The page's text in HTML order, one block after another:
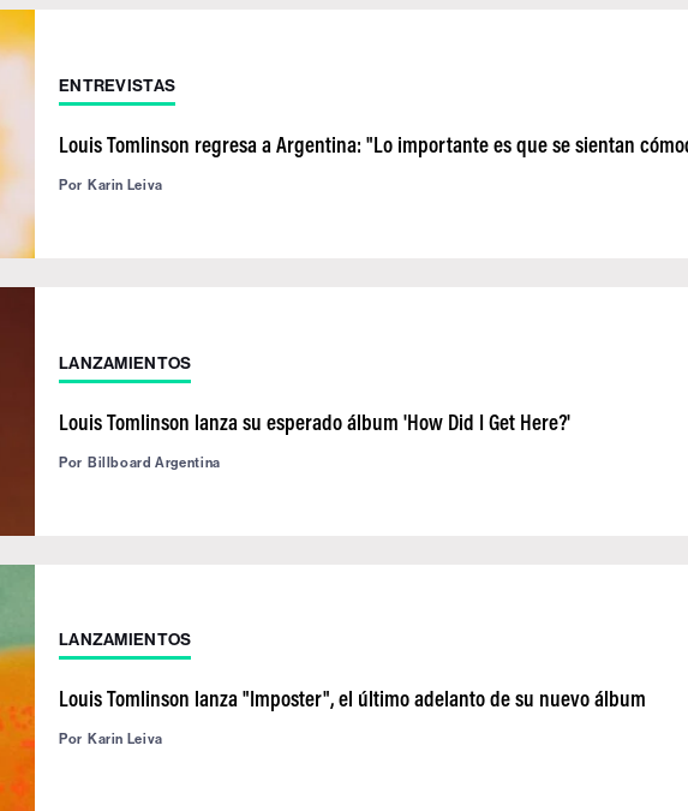
ENTREVISTAS
Louis Tomlinson regresa a Argentina: "Lo importante es que se sientan
Por Karin Leiva
LANZAMIENTOS
Louis Tomlinson lanza su esperado álbum 'How Did I Get Here?'
Por Billboard Argentina
LANZAMIENTOS
Louis Tomlinson lanza "Imposter", el último adelanto de su nuevo álbum
Por Karin Leiva